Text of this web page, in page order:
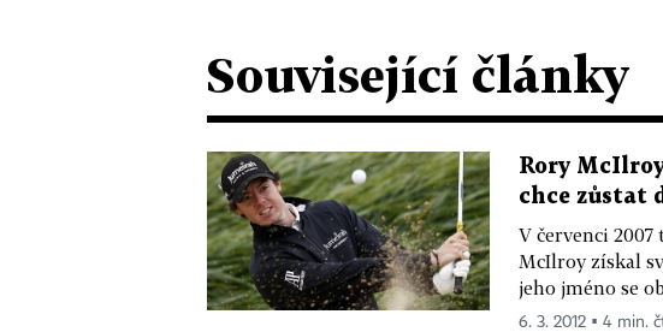
Související články
Rory
chce zůstat
V červenci
McIlroy získal
jeho jméno se
6. 3. 2012 ▪ 4 min.